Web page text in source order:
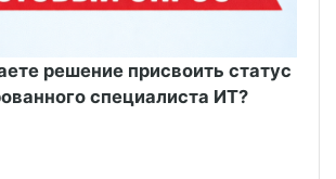
решение присвоить статус
специалиста ИТ?